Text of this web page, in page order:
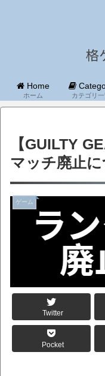
Home
ホーム カテゴリ
【GUILTY
マッチ廃止
ゲーム
Twitter
Pocket